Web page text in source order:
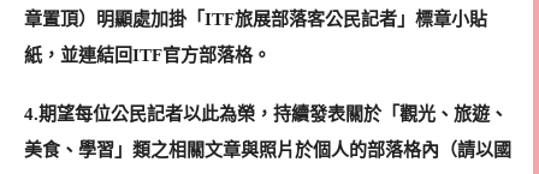
章置頂）明顯處加掛「ITF旅展部落客公民記者」標章小貼
紙，並連結回ITF官方部落格。
4.期望每位公民記者以此為榮，持續發表關於「觀光、旅遊、
美食、學習」類之相關文章與照片於個人的部落格內（請以國